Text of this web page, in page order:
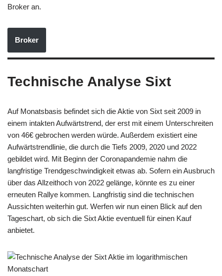
Broker an.
Broker
Technische Analyse Sixt
Auf Monatsbasis befindet sich die Aktie von Sixt seit 2009 in
einem intakten Aufwärtstrend, der erst mit einem Unterschreiten
von 46€ gebrochen werden würde. Außerdem existiert eine
Aufwärtstrendlinie, die durch die Tiefs 2009, 2020 und 2022
gebildet wird. Mit Beginn der Coronapandemie nahm die
langfristige Trendgeschwindigkeit etwas ab. Sofern ein Ausbruch
über das Allzeithoch von 2022 gelänge, könnte es zu einer
erneuten Rallye kommen. Langfristig sind die technischen
Aussichten weiterhin gut. Werfen wir nun einen Blick auf den
Tageschart, ob sich die Sixt Aktie eventuell für einen Kauf
anbietet.